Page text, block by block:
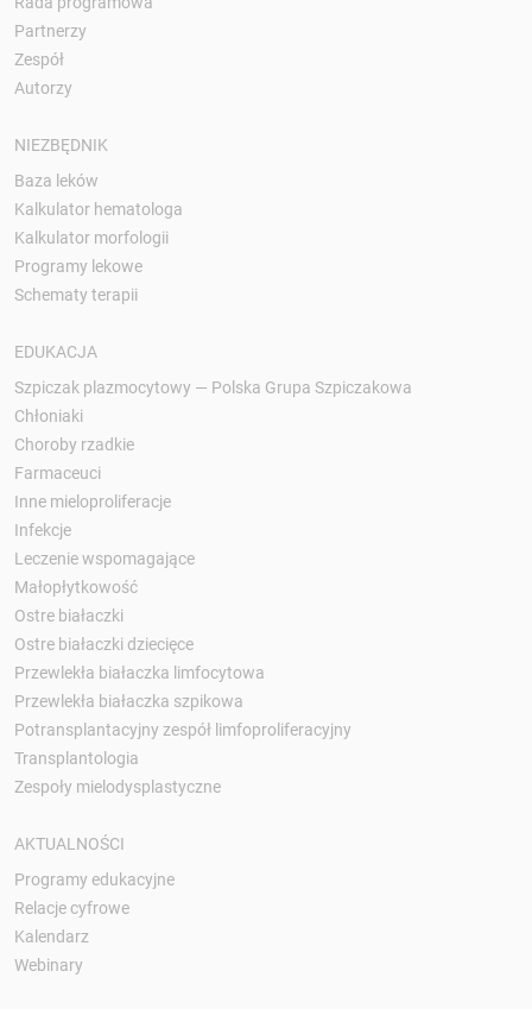
Partnerzy
Zespół
Autorzy
NIEZBĘDNIK
Baza leków
Kalkulator hematologa
Kalkulator morfologii
Programy lekowe
Schematy terapii
EDUKACJA
Szpiczak plazmocytowy — Polska Grupa Szpiczakowa
Chłoniaki
Choroby rzadkie
Farmaceuci
Inne mieloproliferacje
Infekcje
Leczenie wspomagające
Małopłytkowość
Ostre białaczki
Ostre białaczki dziecięce
Przewlekła białaczka limfocytowa
Przewlekła białaczka szpikowa
Potransplantacyjny zespół limfoproliferacyjny
Transplantologia
Zespoły mielodysplastyczne
AKTUALNOŚCI
Programy edukacyjne
Relacje cyfrowe
Kalendarz
Webinary